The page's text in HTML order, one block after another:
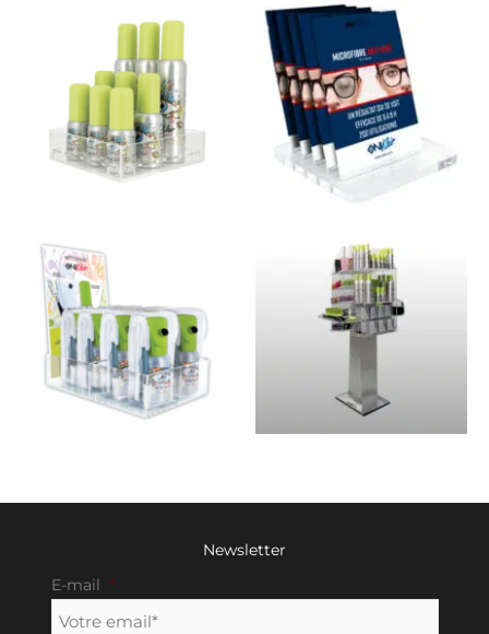
Newsletter
E-mail *